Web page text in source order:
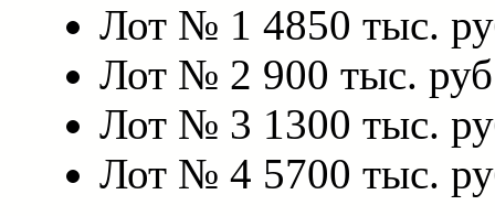
Лот № 1 4850 тыс.
Лот № 2 900 тыс.
Лот № 3 1300 тыс.
Лот № 4 5700 тыс.